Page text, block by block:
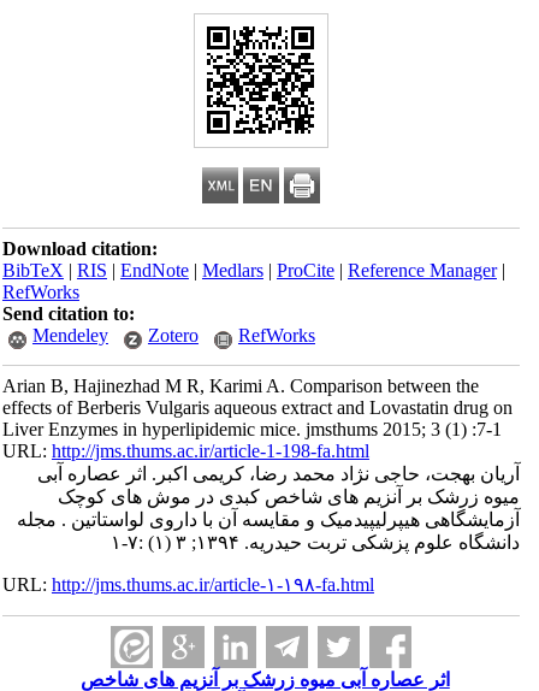
Download citation:
BibTeX|RIS|EndNote| Medlars| ProCite|Reference
RefWorks
Send citation to:
Mendeley
Zotero RefWorks
Arian B, Hajinezhad M R, Karimi A. Comparison between
effects of Berberis Vulgaris aqueous extract and Lovastatin
Liver Enzymes in hyperlipidemic mice. jmsthums 2015; 3 (1)
URL:http://jms.thums.ac.ir/article-1-198-fa.html
بهجت، حاجی نژاد محمد رضا، کریمی اکبر. اثر عصاره آبی
بر آنزیم های شاخص کبدی در موش های کوچک
هیپرلیپیدمیک و مقایسه آن با داروی لواستاتین . مجله
پزشکی تربت حیدریه. ۱۳۹۴; ۳ (۱) :۷-۱
URL:http://jms.thums.ac.ir/article-۱-۱۹۸-fa.html
اثر عصاره آبی میوه زرشک بر آنزیم های شاخص